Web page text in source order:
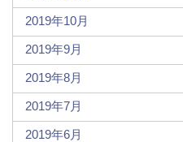
2019年10月
2019年9月
2019年8月
2019年7月
2019年6月